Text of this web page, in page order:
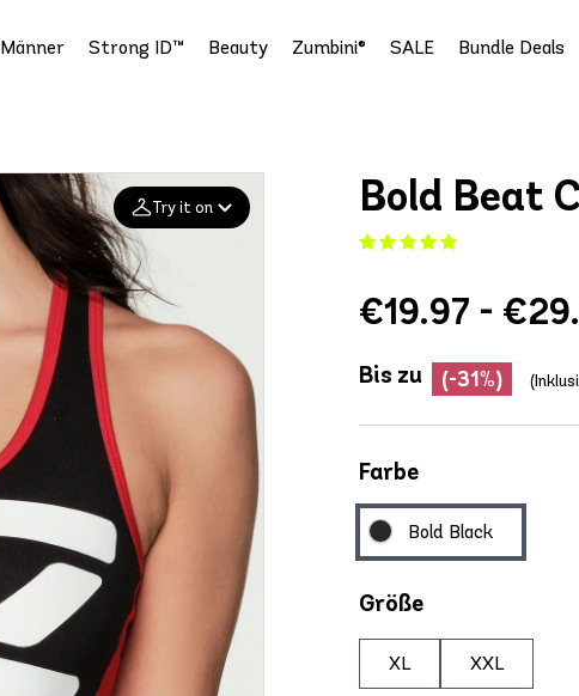
Männer Strong ID™ Beauty Zumbini® SALE Bundle Deals
Try it on
Add your
photo
Deleted after 24 hours
Bold Beat
€19.97 -
Bis zu (-31%)
Farbe
Bold Black
Größe
XL XXL